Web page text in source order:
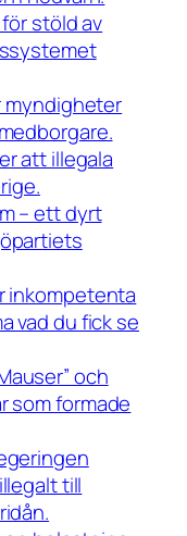
stöld av
myndigheter
att illegala
– ett dyrt
inkompetenta
vad du fick se
och
som formade
till